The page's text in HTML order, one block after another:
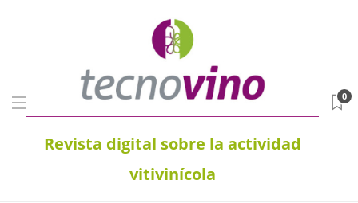
Revista digital sobre la actividad
vitivinícola
0